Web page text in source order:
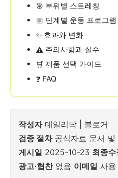
🎯 부위별 스트레칭
📅 단계별 운동 프로그램
✨ 효과와 변화
⚠️ 주의사항과 실수
🛒 제품 선택 가이드
❓ FAQ
작성자데일리닥 | 블로거
검증 절차공식자료 문서 및
게시일 2025-10-23 최종수
광고·협찬없음 이메일 사